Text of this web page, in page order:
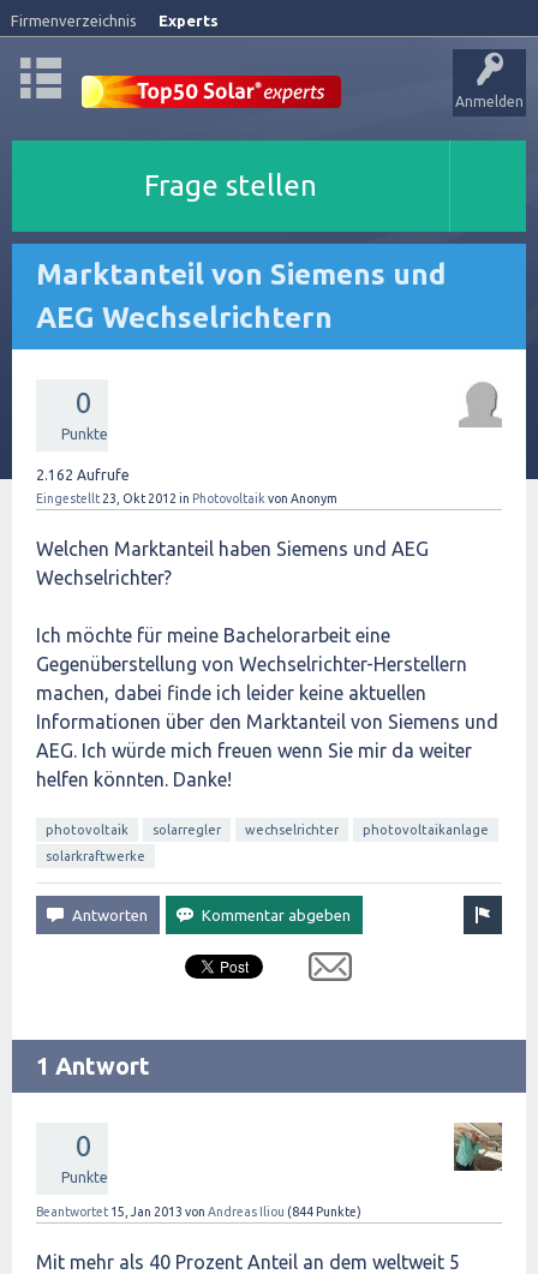
Firmenverzeichnis Experts
Anmelden
Frage stellen
Marktanteil von Siemens und
AEG Wechselrichtern
0
Punkte
2.162 Aufrufe
Eingestellt 23, Okt 2012 in Photovoltaik von Anonym
Welchen Marktanteil haben Siemens und AEG
Wechselrichter?
Ich möchte für meine Bachelorarbeit eine
Gegenüberstellung von Wechselrichter-Herstellern
machen, dabei finde ich leider keine aktuellen
Informationen über den Marktanteil von Siemens und
AEG. Ich würde mich freuen wenn Sie mir da weiter
helfen könnten. Danke!
photovoltaik solarregler wechselrichter
photovoltaikanlage
solarkraftwerke
1 Antwort
0
Punkte
Beantwortet 15, Jan 2013 von Andreas Iliou (844 Punkte)
Mit mehr als 40 Prozent Anteil an dem weltweit 5